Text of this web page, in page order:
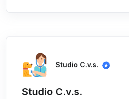
Studio C.v.s.
Studio C.v.s.